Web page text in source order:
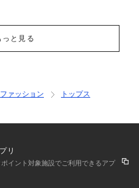
と見る
ファッション
トップス
リ
イント対象施設でご利用できるアプ